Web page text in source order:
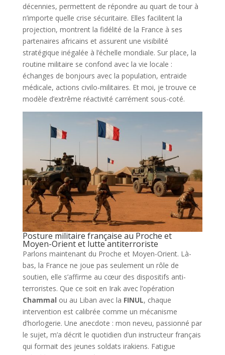
décennies, permettent de répondre au quart de tour à
n’importe quelle crise sécuritaire. Elles facilitent la
projection, montrent la fidélité de la France à ses
partenaires africains et assurent une visibilité
stratégique inégalée à l’échelle mondiale. Sur place, la
routine militaire se confond avec la vie locale :
échanges de bonjours avec la population, entraide
médicale, actions civilo-militaires. Et moi, je trouve ce
modèle d’extrême réactivité carrément sous-coté.
Posture militaire française au Proche et
Moyen-Orient et lutte antiterroriste
Parlons maintenant du Proche et Moyen-Orient. Là-
bas, la France ne joue pas seulement un rôle de
soutien, elle s’affirme au cœur des dispositifs anti-
terroristes. Que ce soit en Irak avec l’opération
Chammal ou au Liban avec la FINUL, chaque
intervention est calibrée comme un mécanisme
d’horlogerie. Une anecdote : mon neveu, passionné par
le sujet, m’a décrit le quotidien d’un instructeur français
qui formait des jeunes soldats irakiens. Fatigue